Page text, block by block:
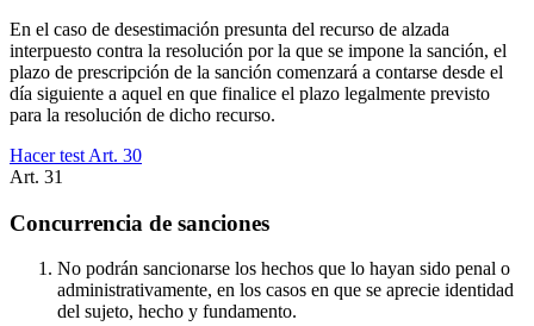
En el caso de desestimación presunta del recurso de alzada
interpuesto contra la resolución por la que se impone la sanción, el
plazo de prescripción de la sanción comenzará a contarse desde el
día siguiente a aquel en que finalice el plazo legalmente previsto
para la resolución de dicho recurso.
Hacer test Art. 30
Art. 31
Concurrencia de sanciones
No podrán sancionarse los hechos que lo hayan sido penal o
administrativamente, en los casos en que se aprecie identidad
del sujeto, hecho y fundamento.